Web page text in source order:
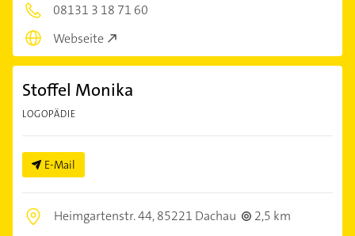
08131 3 18 71 60
Webseite
Stoffel Monika
LOGOPÄDIE
E-Mail
Heimgartenstr. 44,85221 Dachau
2,5 km